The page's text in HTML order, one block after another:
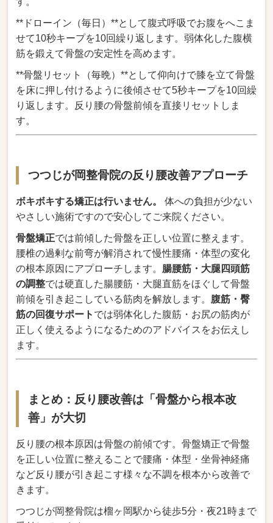
**ドローイン（毎日）**として腹式呼吸でお腹をへこま
せて10秒キープを10回繰り返します。弱体化した腹横
筋を鍛えて骨盤の安定性を高めます。
**骨盤リセット（毎晩）**として仰向けで膝を立て骨盤
を床に押し付けるように後傾させて5秒キープを10回繰
り返します。反り腰の骨盤前傾を直接リセットしま
す。
つつじが岡整骨院の反り腰改善アプローチ
ボキボキする矯正は行いません。
体への負担が少ない
やさしい施術ですので安心してご来院ください。
骨盤矯正では前傾した骨盤を正しい位置に整えます。
腰椎の過剰な前弯が解消されて慢性腰痛・体型の変化
の根本原因にアプローチします。 腸腰筋・大腿四頭筋
の調整では硬直した腸腰筋・大腿直筋をほぐして骨盤
前傾を引き起こしている筋肉を解放します。 腹筋・臀
筋の回復サポート では弱体化した腹筋・お尻の筋肉が
正しく使えるようになるためのアドバイスをお伝えし
ます。
まとめ：反り腰改善は「骨盤から根本改
善」が大切
反り腰の根本原因は骨盤の前傾です。骨盤矯正で骨盤
を正しい位置に整えることで腰痛・体型・坐骨神経痛
など反り腰が引き起こす様々な不調を根本から改善で
きます。
つつじが岡整骨院は榴ヶ岡駅から徒歩5分・夜21時まで